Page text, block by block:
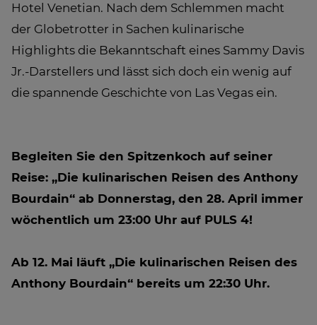
Hotel Venetian. Nach dem Schlemmen macht
der Globetrotter in Sachen kulinarische
Highlights die Bekanntschaft eines Sammy Davis
Jr.-Darstellers und lässt sich doch ein wenig auf
die spannende Geschichte von Las Vegas ein.
Begleiten Sie den Spitzenkoch auf seiner
Reise: „Die kulinarischen Reisen des Anthony
Bourdain“ ab Donnerstag, den 28. April immer
wöchentlich um 23:00 Uhr auf PULS 4!
Ab 12. Mai läuft „Die kulinarischen Reisen des
Anthony Bourdain“ bereits um 22:30 Uhr.